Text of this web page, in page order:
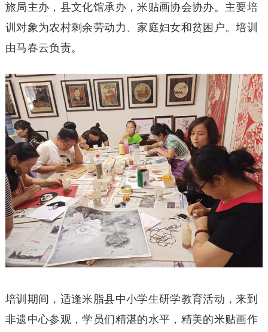
旅局主办，县文化馆承办，米贴画协会协办。主要培
训对象为农村剩余劳动力、家庭妇女和贫困户。培训
由马春云负责。
培训期间，适逢米脂县中小学生研学教育活动，来到
非遗中心参观，学员们精湛的水平，精美的米贴画作